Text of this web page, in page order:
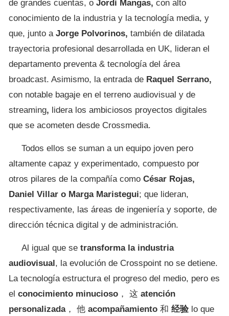
de grandes cuentas, o Jordi Mangas, con alto
conocimiento de la industria y la tecnología media, y
que, junto a Jorge Polvorinos, también de dilatada
trayectoria profesional desarrollada en UK, lideran el
departamento preventa & tecnología del área
broadcast. Asimismo, la entrada de Raquel Serrano,
con notable bagaje en el terreno audiovisual y de
streaming, lidera los ambiciosos proyectos digitales
que se acometen desde Crossmedia.
Todos ellos se suman a un equipo joven pero
altamente capaz y experimentado, compuesto por
otros pilares de la compañía como César Rojas,
Daniel Villar o Marga Maristegui; que lideran,
respectivamente, las áreas de ingeniería y soporte, de
dirección técnica digital y de administración.
Al igual que se transforma la industria
audiovisual, la evolución de Crosspoint no se detiene.
La tecnología estructura el progreso del medio, pero es
el conocimiento minucioso ， 这 atención
personalizada， 他 acompañamiento 和 经验 lo que